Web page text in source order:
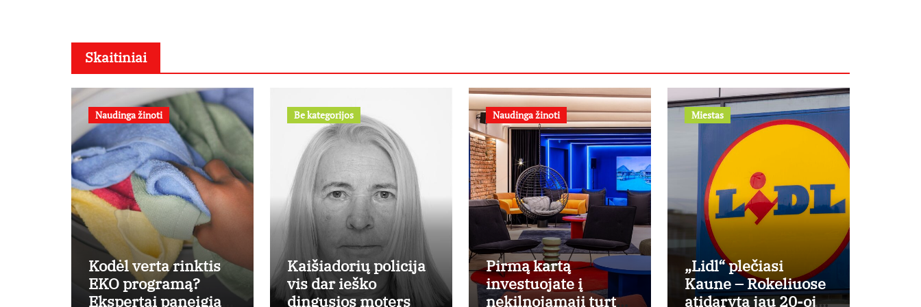
Skaitiniai
Naudinga žinoti
Kodėl verta rinktis
EKO programą?
Ekspertai paneigia
Be kategorijos
Kaišiadorių policija
vis dar ieško
dingusios moters
Naudinga žinoti
Pirmą kartą
investuojate į
nekilnojamąjį turtą?
Miestas
„Lidl“ plečiasi
Kaune – Rokeliuose
atidaryta jau 20-oji